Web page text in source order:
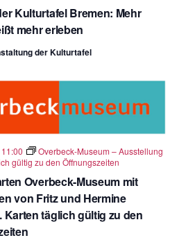
Kulturtafel Bremen: Mehr
mehr erleben
der Kulturtafel
Overbeck-Museum mit
von Fritz und Hermine
Karten täglich gültig zu den
Overbeck-Museum – Ausstellung
gültig zu den Öffnungszeiten